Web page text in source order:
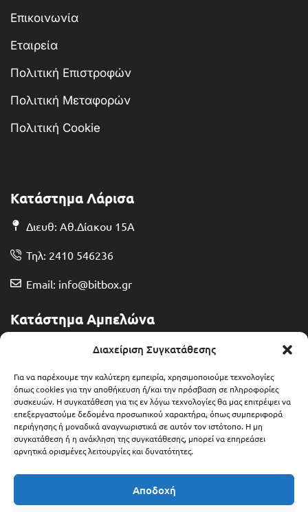
Διαχείριση Συγκατάθεσης
Για να παρέχουμε την καλύτερη εμπειρία, χρησιμοποιούμε τεχνολογίες
όπως cookies για την αποθήκευση ή/και την πρόσβαση σε πληροφορίες
συσκευών. Η συγκατάθεση για τις εν λόγω τεχνολογίες θα μας επιτρέψει να
επεξεργαστούμε δεδομένα προσωπικού χαρακτήρα, όπως συμπεριφορά
περιήγησης ή μοναδικά αναγνωριστικά σε αυτόν τον ιστότοπο. Η μη
συγκατάθεση ή η ανάκληση της συγκατάθεσης, μπορεί να επηρεάσει
αρνητικά ορισμένες λειτουργίες και δυνατότητες.
Αποδοχή
Επικοινωνία
Εταιρεία
Πολιτική Επιστροφών
Πολιτική Μεταφορών
Πολιτική Cookie
Κατάστημα Λάρισα
Διευθ: Αθ.Δίακου 15Α
Τηλ: 2410 546236
Email: info@bitbox.gr
Κατάστημα Αμπελώνα
Διευθ: Θερμοπυλών 13
Τηλ: 2492 401071
Email: ampelonas@bitbox.gr